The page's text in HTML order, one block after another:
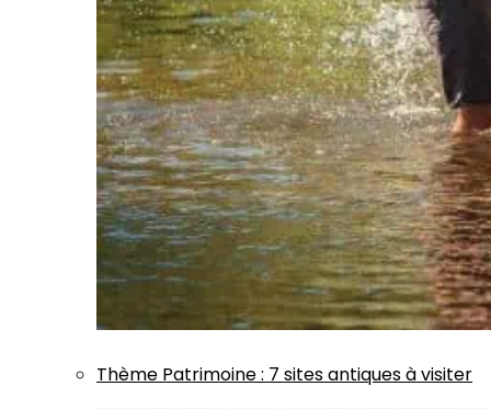
Thème Patrimoine: 7 sites antiques à visiter